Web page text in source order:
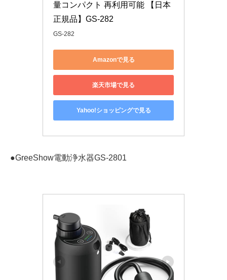
量コンパクト 再利用可能 【日本
正規品】GS-282
GS-282
Amazonで見る
楽天市場で見る
Yahoo!ショッピングで見る
●GreeShow電動浄水器GS-2801